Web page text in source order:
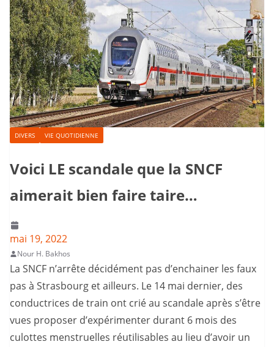
DIVERS VIE QUOTIDIENNE
Voici LE scandale que la SNCF
aimerait bien faire taire…
mai 19, 2022
Nour H. Bakhos
La SNCF n’arrête décidément pas d’enchainer les faux
pas à Strasbourg et ailleurs. Le 14 mai dernier, des
conductrices de train ont crié au scandale après s’être
vues proposer d’expérimenter durant 6 mois des
culottes menstruelles réutilisables au lieu d’avoir un